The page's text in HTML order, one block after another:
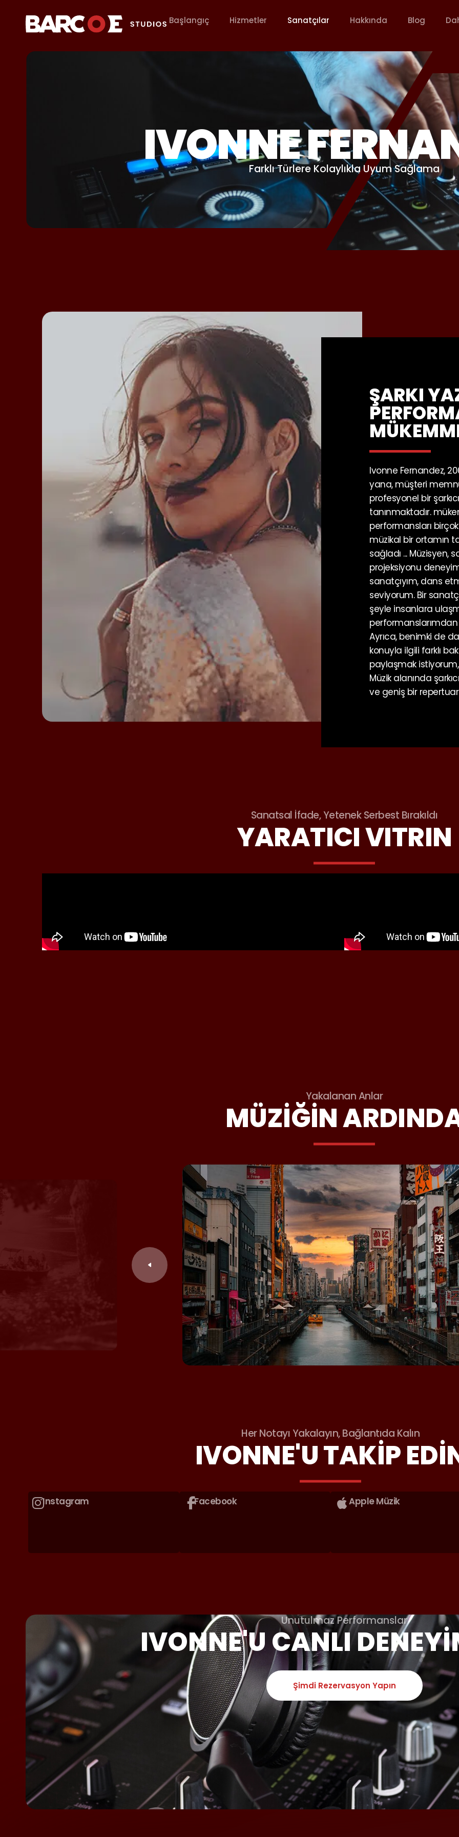
Başlangıç Hizmetler Sanatçılar Hakkında Blog
IVONNEFarklı Türlere Kolaylıkla Uyum Sağlama
ŞARKI
Ivonne Fernandez,
yana, müşteri
profesyonel bir
tanınmaktadır.
performansları
müzikal bir ortamın
sağladı ... Müzisyen,
projeksiyonu
sanatçıyım, dans
seviyorum. Bir
şeyle insanlara
Ayrıca, benimki de
konuyla ilgili farklı
paylaşmak
Müzik alanında
ve geniş bir
Sanatsal İfade, Yetenek Serbest Bırakıldı
YARATICI VITRIN
Yakalanan Anlar
MÜZIĞIN
Her Notayı Yakalayın, Bağlantıda Kalın
IVONNE'U TAKIP
Instagram Facebook Apple Müzik
Unutulmaz Performanslar
IVONNE'U CANLI
Şimdi Rezervasyon Yapın